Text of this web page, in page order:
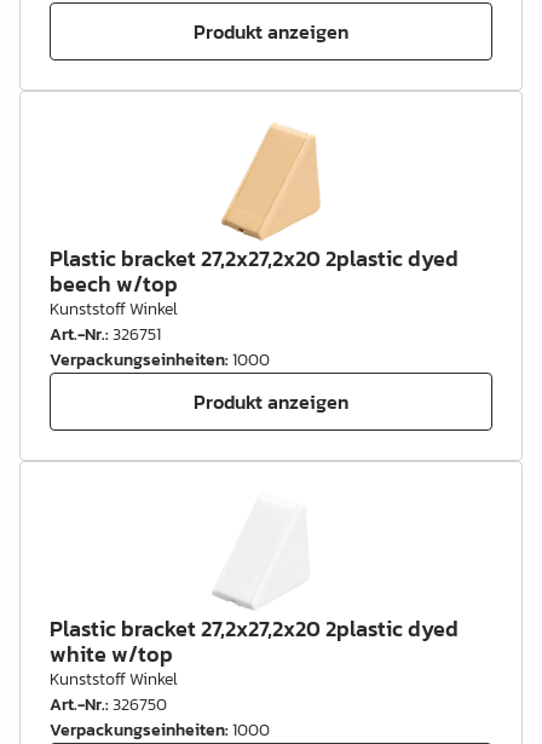
Produkt anzeigen
Plastic bracket 27,2x27,2x20 2plastic dyed
beech w/top
Kunststoff Winkel
Art.-Nr.:326751
Verpackungseinheiten:1000
Produkt anzeigen
Plastic bracket 27,2x27,2x20 2plastic dyed
white w/top
Kunststoff Winkel
Art.-Nr.:326750
Verpackungseinheiten:1000